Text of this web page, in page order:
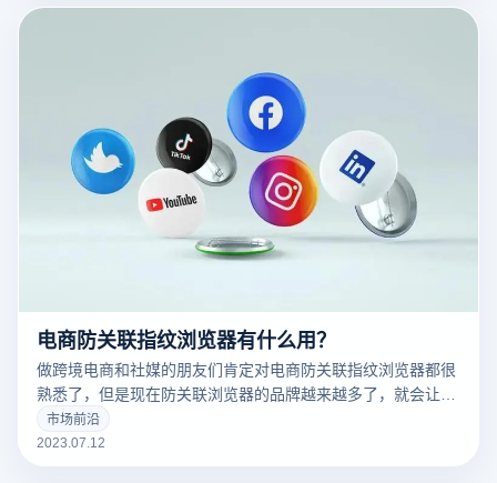
览器就可以很好的满足这些需求，可以轻松做到窗口多开批量
电商防关联指纹浏览器有什么用？
做跨境电商和社媒的朋友们肯定对电商防关联指纹浏览器都很
熟悉了，但是现在防关联浏览器的品牌越来越多了，就会让大
家难以抉择，那么今天就带大家来了解一下指纹浏览器有什么
用，社媒平台如何将内容触达更多潜在用户。
市场前沿
2023.07.12